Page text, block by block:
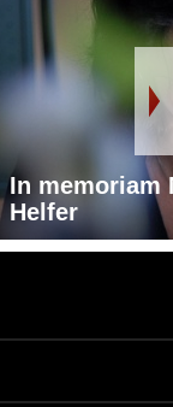
In memoriam
Helfer